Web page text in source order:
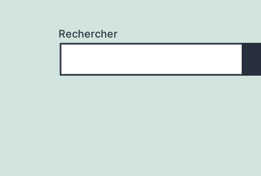
Rechercher